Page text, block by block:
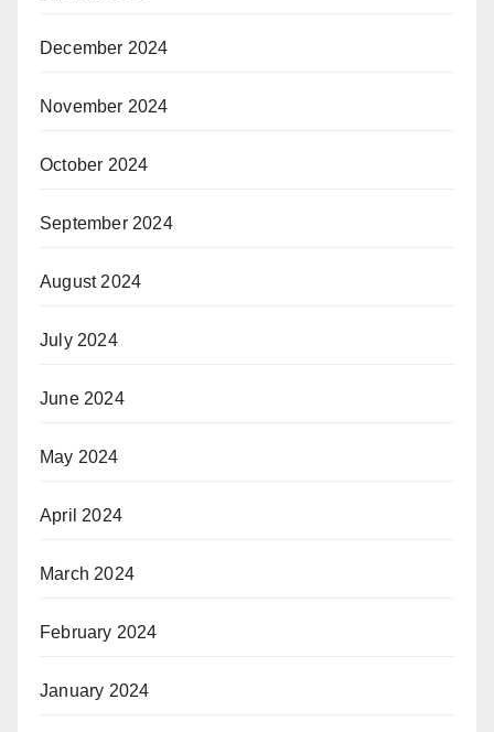
December 2024
November 2024
October 2024
September 2024
August 2024
July 2024
June 2024
May 2024
April 2024
March 2024
February 2024
January 2024